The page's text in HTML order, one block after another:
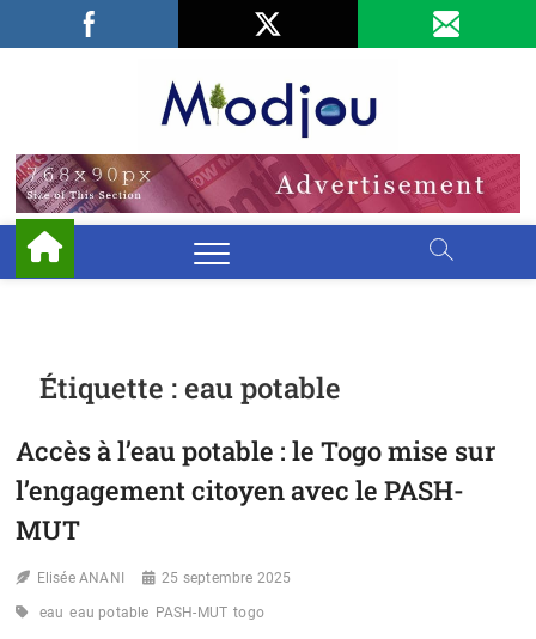
Facebook
LinkedIn
Étiquette :eau potable
Accès à l’eau potable : le Togo mise sur
l’engagement citoyen avec le PASH-
MUT
Elisée ANANI 25 septembre 2025
eau eau potable PASH-MUT togo